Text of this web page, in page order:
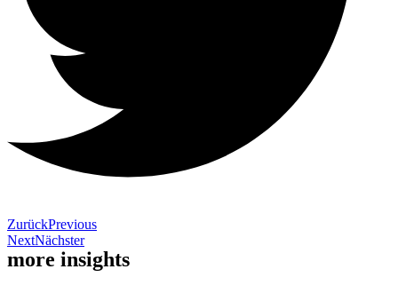
ZurückPrevious
NextNächster
more insights